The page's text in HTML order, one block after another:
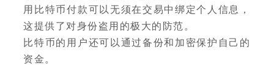
用比特币付款可以无须在交易中绑定个人信息，
这提供了对身份盗用的极大的防范。
比特币的用户还可以通过备份和加密保护自己的
资金。